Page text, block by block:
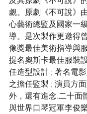
覷。原劇《不可說》
心藝術總監及國家一
導。是次製作更邀得
像獎最佳美術指導與
提名奧斯卡最佳服裝
任造型設計 ; 著名電
之擔任監製 ; 演員方
外，還有進念.二十面
與世界口琴冠軍李俊